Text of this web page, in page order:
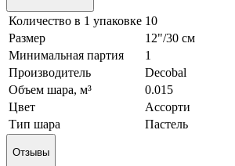
Количество в 1 упаковке 10
Размер
12"/30 см
Минимальная партия
1
Производитель
Decobal
Объем шара, м³
0.015
Цвет
Ассорти
Тип шара
Пастель
Отзывы